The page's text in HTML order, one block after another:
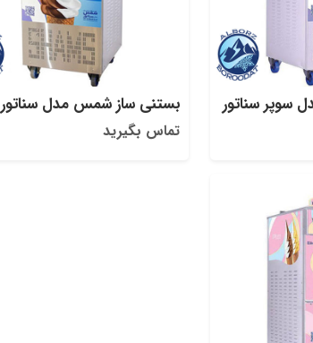
سوپر سناتور بستنی ساز شمس مدل سناتور
تماس بگیرید